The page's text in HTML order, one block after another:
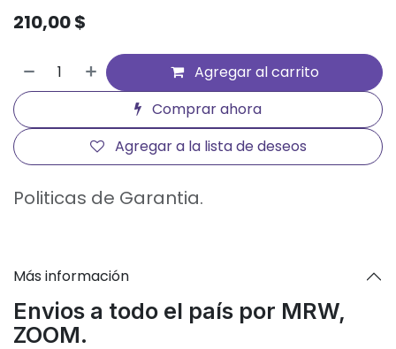
210,00$
Agregar al carrito
Comprar ahora
Agregar a la lista de deseos
Politicas de Garantia.
Más información
Envios a todo el país por MRW,
ZOOM.